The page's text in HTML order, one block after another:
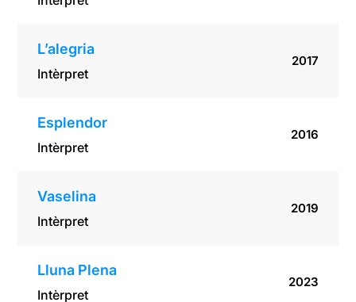
L’alegria
Intèrpret
2017
Esplendor
Intèrpret
2016
Vaselina
Intèrpret
2019
Lluna Plena
Intèrpret
2023